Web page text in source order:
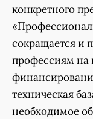
конкретного
сокращается и
профессиям на
техническая
необходимое